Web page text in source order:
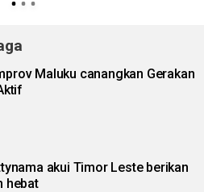
Maluku canangkan Gerakan
akui Timor Leste berikan
hebat